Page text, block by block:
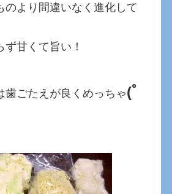
のより間違いなく進化して
ず甘くて旨い！
歯ごたえが良くめっちゃ(ﾟ